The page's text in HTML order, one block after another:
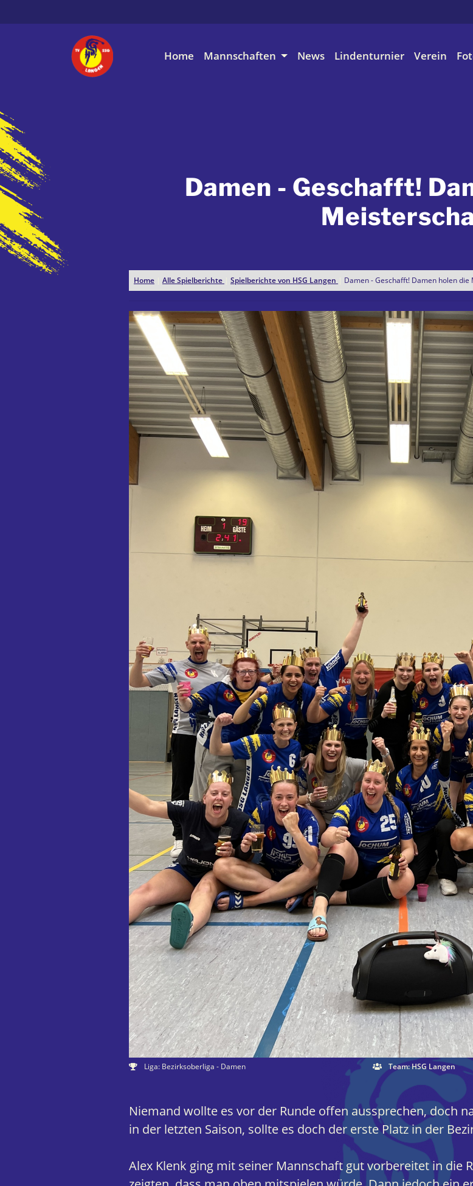
Home Mannschaften News Lindenturnier Verein
Damen - Geschafft!
Home Alle Spielberichte Spielberichte von HSG Langen Damen - Geschafft! Damen holen
Liga: Bezirksoberliga - Damen Team: HSG Langen
Niemand wollte es vor der Runde offen aussprechen, doch
in der letzten Saison, sollte es doch der erste Platz in der
Alex Klenk ging mit seiner Mannschaft gut vorbereitet in die